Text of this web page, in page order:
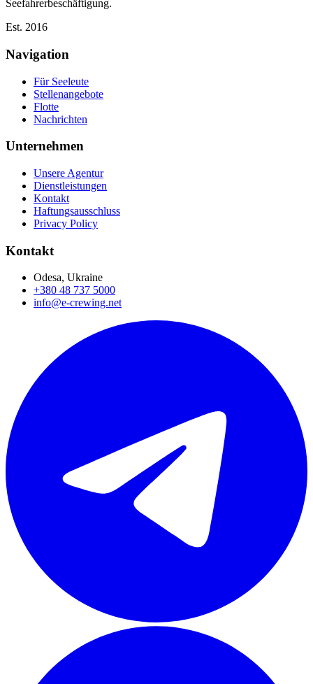
Seefahrerbeschäftigung.
Est. 2016
Navigation
Für Seeleute
Stellenangebote
Flotte
Nachrichten
Unternehmen
Unsere Agentur
Dienstleistungen
Kontakt
Haftungsausschluss
Privacy Policy
Kontakt
Odesa, Ukraine
+380 48 737 5000
info@e-crewing.net